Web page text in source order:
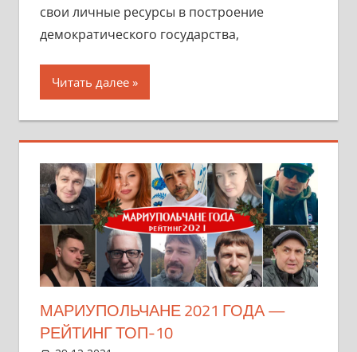
свои личные ресурсы в построение
демократического государства,
Читать далее
МАРИУПОЛЬЧАНЕ 2021 ГОДА —
РЕЙТИНГ ТОП-10